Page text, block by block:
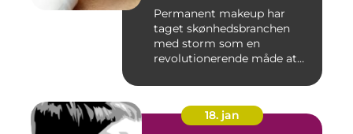
Permanent makeup har
taget skønhedsbranchen
med storm som en
revolutionerende måde at
18. jan